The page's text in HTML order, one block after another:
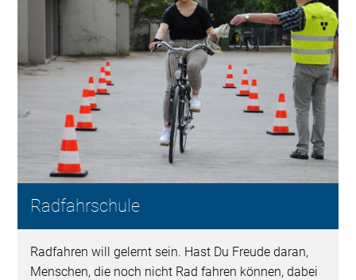
Radfahrschule
Radfahren will gelernt sein. Hast Du Freude daran,
Menschen, die noch nicht Rad fahren können, dabei